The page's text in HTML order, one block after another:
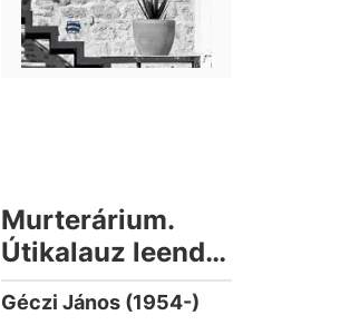
Murterárium.
Útikalauz leendő
szigetlakóknak
Géczi János (1954-)